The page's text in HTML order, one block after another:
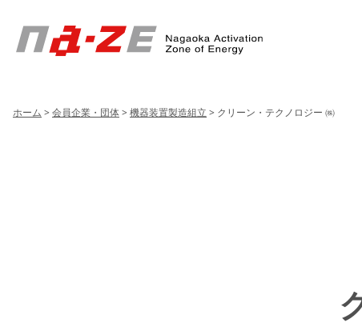
ホーム > 会員企業・団体> 機器装置製造組立 > クリーン・テクノロジー ㈱